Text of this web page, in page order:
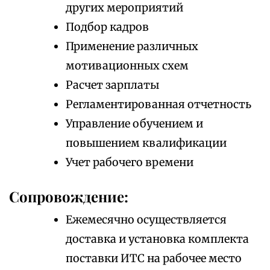
других мероприятий
Подбор кадров
Применение различных
мотивационных схем
Расчет зарплаты
Регламентированная отчетность
Управление обучением и
повышением квалификации
Учет рабочего времени
Сопровождение:
Ежемесячно осуществляется
доставка и установка комплекта
поставки ИТС на рабочее место